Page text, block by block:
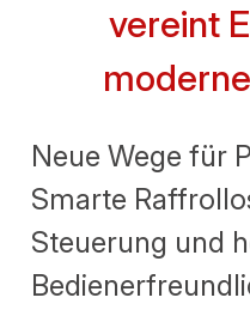
vereint
Neue Wege für
Smarte
Steuerung und